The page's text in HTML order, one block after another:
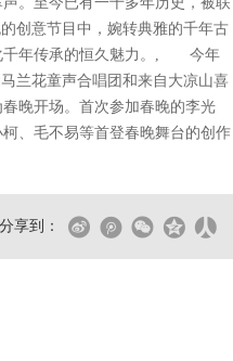
创意节目中，婉转典雅的千年古
千年传承的恒久魅力。, 今年
兰花童声合唱团和来自大凉山喜
晚开场。首次参加春晚的李光
、毛不易等首登春晚舞台的创作
分享到：